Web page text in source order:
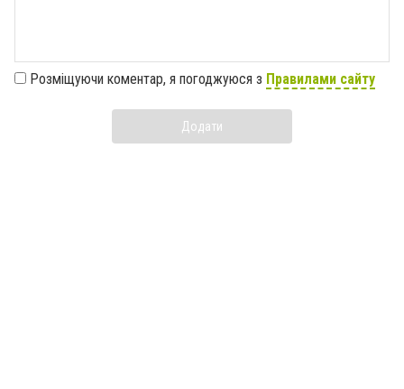
Розміщуючи коментар, я погоджуюся з Правилами сайту
Додати